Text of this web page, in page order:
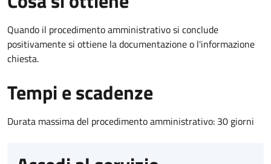
Quando il procedimento amministrativo si conclude
positivamente si ottiene la documentazione o l'informazione
chiesta.
Tempi e scadenze
Durata massima del procedimento amministrativo: 30 giorni